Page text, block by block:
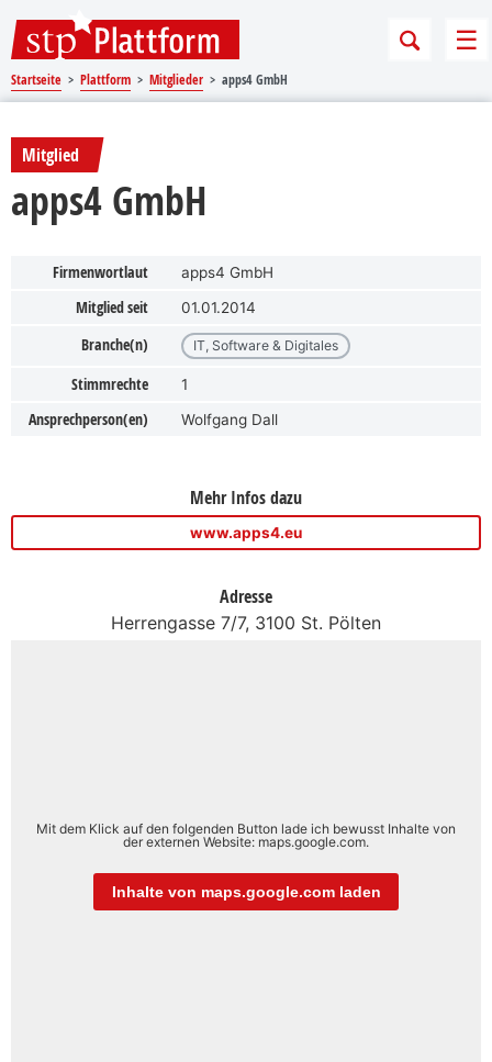
Startseite Plattform Mitglieder apps4 GmbH
Mitglied
apps4 GmbH
Firmenwortlaut apps4 GmbH
Mitglied seit 01.01.2014
Branche(n) IT, Software & Digitales
Stimmrechte 1
Ansprechperson(en) Wolfgang Dall
Mehr Infos dazu
www.apps4.eu
Adresse
Herrengasse 7/7, 3100 St. Pölten
Mit dem Klick auf den folgenden Button lade ich bewusst Inhalte von
der externen Website: maps.google.com.
Inhalte von maps.google.com laden